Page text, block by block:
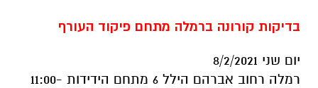
בדיקות קורונה ברמלה מתחם פיקוד העורף
יום שני 8/2/2021
רמלה רחוב אברהם הילל 6 מתחם הידידות 11:00-